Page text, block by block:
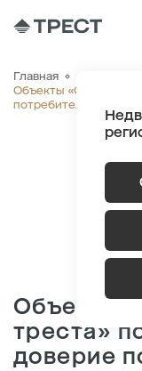
Главная
Объекты
потребителей
Объекты
треста»
доверие